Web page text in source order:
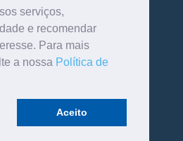
serviços,
e recomendar
Para mais
a nossa Política de
Aceito